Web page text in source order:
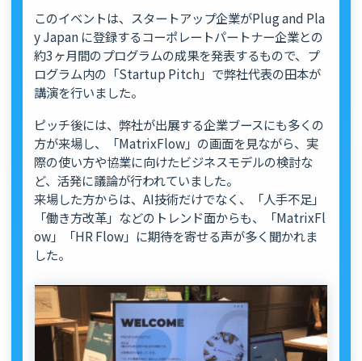
このイベントは、スタートアップ企業がPlug and Pla
y Japan に登録するコーポレートパートナー企業との
約3ヶ月間のプログラムの成果を発表するもので、プ
ログラム内の「Startup Pitch」で弊社代表の田本が
講演を行いました。
ピッチ後には、弊社が出展する企業ブースにも多くの
方が来場し、「MatrixFlow」の画面を見ながら、実
際の使い方や協業に向けたビジネスモデルの検討な
ど、活発に議論が行われていました。
来場した方からは、AI技術だけでなく、「人手不足」
「働き方改革」などのトレンド面からも、「MatrixFl
ow」「HR Flow」に期待を寄せる声が多く聞かれま
した。